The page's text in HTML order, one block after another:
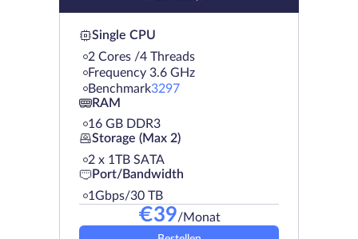
Single CPU
2 Cores /4 Threads
Frequency 3.6 GHz
Benchmark3297
RAM
16 GB DDR3
Storage (Max 2)
2 х 1TB SATA
Port/Bandwidth
1Gbps/30 TB
€39/Monat